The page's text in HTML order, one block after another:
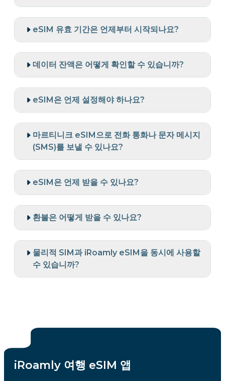
eSIM 유효 기간은 언제부터 시작되나요?
데이터 잔액은 어떻게 확인할 수 있습니까?
eSIM은 언제 설정해야 하나요?
마르티니크 eSIM으로 전화 통화나 문자 메시지
(SMS)를 보낼 수 있나요?
eSIM은 언제 받을 수 있나요?
환불은 어떻게 받을 수 있나요?
물리적 SIM과 iRoamly eSIM을 동시에 사용할
수 있습니까?
iRoamly 여행 eSIM 앱